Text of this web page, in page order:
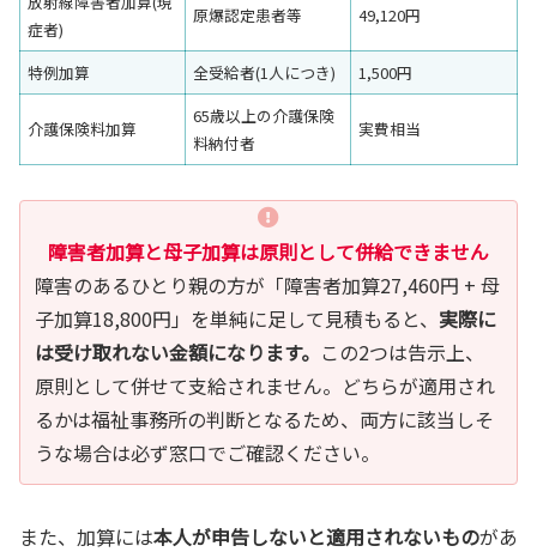
症者)
原爆認定患者等 49,120円
特例加算 全受給者(1人につき) 1,500円
介護保険料加算
65歳以上の介護保険
料納付者
実費相当
障害者加算と母子加算は原則として併給できません
障害のあるひとり親の方が「障害者加算27,460円 + 母
子加算18,800円」を単純に足して見積もると、 実際に
は受け取れない金額になります。 この2つは告示上、
原則として併せて支給されません。どちらが適用され
るかは福祉事務所の判断となるため、両方に該当しそ
うな場合は必ず窓口でご確認ください。
また、加算には本人が申告しないと適用されないものがあ